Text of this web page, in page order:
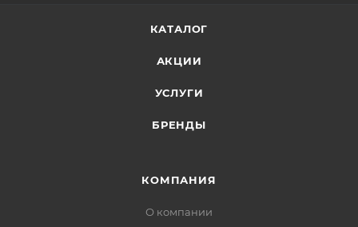
КАТАЛОГ
АКЦИИ
УСЛУГИ
БРЕНДЫ
КОМПАНИЯ
О компании